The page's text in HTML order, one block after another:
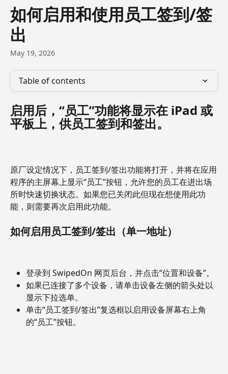
Skip to main content
如何启用和使用员工签到/签
出
May 19, 2026
Table of contents
启用后，“员工”功能将显示在 iPad 或
平板上，供员工签到和签出。
原厂设定情况下，员工签到/签出功能将打开，并将在应用
程序的主屏幕上显示“员工”按钮，允许您的员工在进出场
所时快速切换状态。如果您已关闭此但现在想使用此功
能，则需要再次启用此功能。
如何启用员工签到/签出（单一地址）
登录到 SwipedOn 网页后台，并点击“位置和设备”。
如果已连接了多个设备，请单击设备左侧的箭头处以
显示下拉选单。
单击“员工签到/签出”复选框以启用设备屏幕右上角
的“员工”按钮。